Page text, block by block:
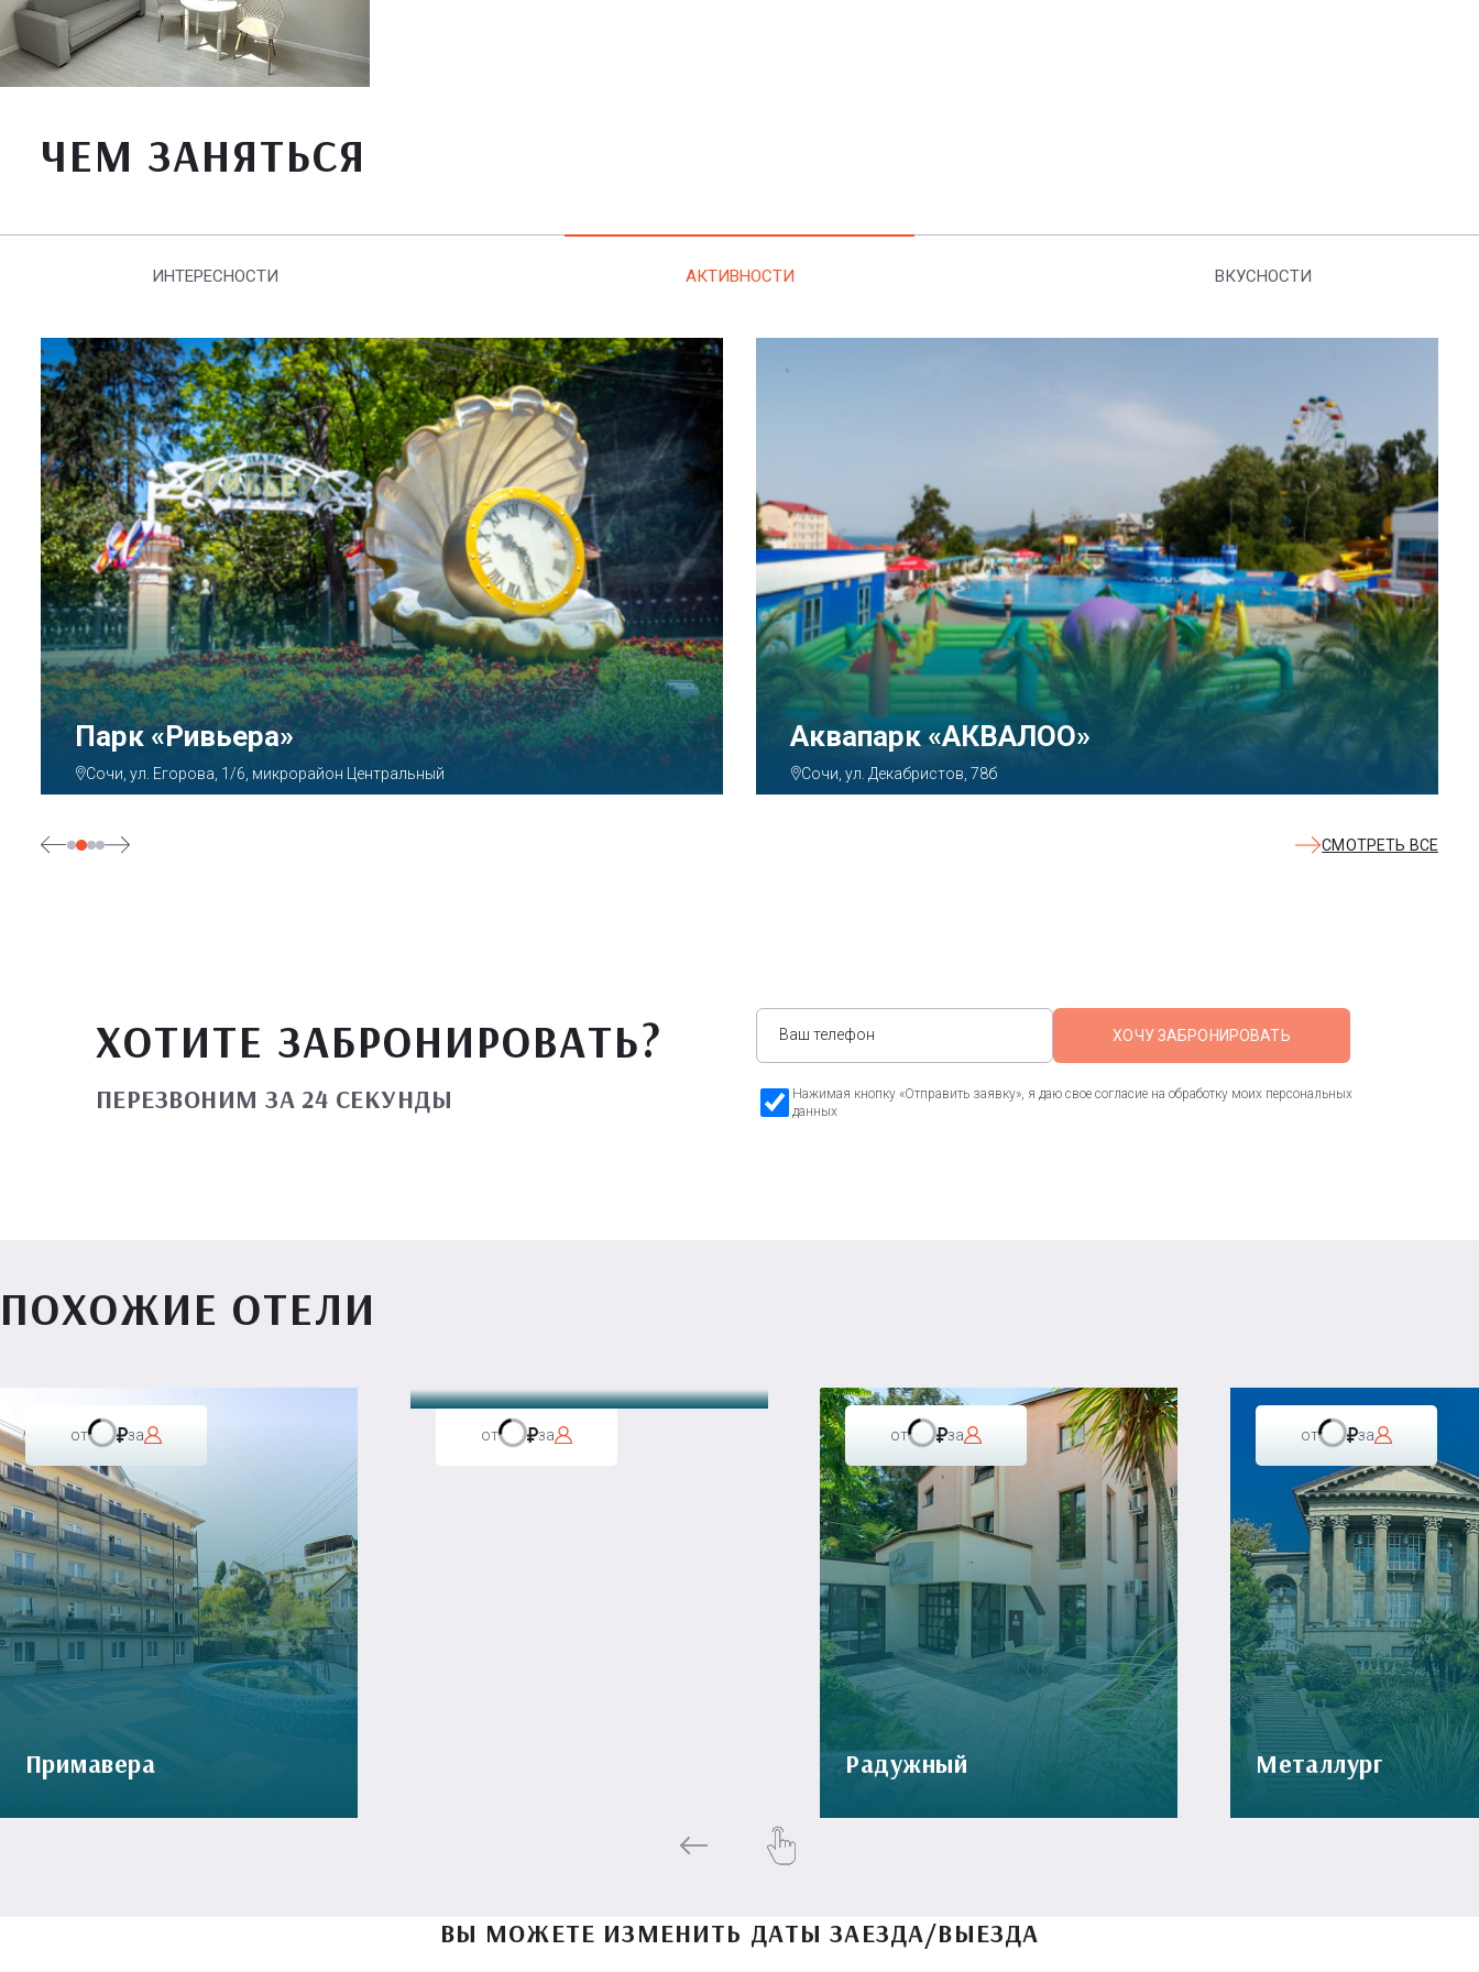
ЧЕМ ЗАНЯТЬСЯ
ИНТЕРЕСНОСТИ АКТИВНОСТИ ВКУСНОСТИ
Парк «Ривьера»
Сочи, ул. Егорова, 1/6, микрорайон Центральный
Аквапарк «АКВАЛОО»
Сочи, ул. Декабристов, 78б
СМОТРЕТЬ ВСЕ
ХОТИТЕ ЗАБРОНИРОВАТЬ?
ПЕРЕЗВОНИМ ЗА 24 СЕКУНДЫ
ХОЧУ ЗАБРОНИРОВАТЬ
Нажимая кнопку «Отправить заявку», я даю свое согласие на обработку моих персональных
данных
ПОХОЖИЕ ОТЕЛИ
от за
Примавера
от за от за
Радужный
от за
Металлург
ВЫ МОЖЕТЕ ИЗМЕНИТЬ ДАТЫ ЗАЕЗДА/ВЫЕЗДА